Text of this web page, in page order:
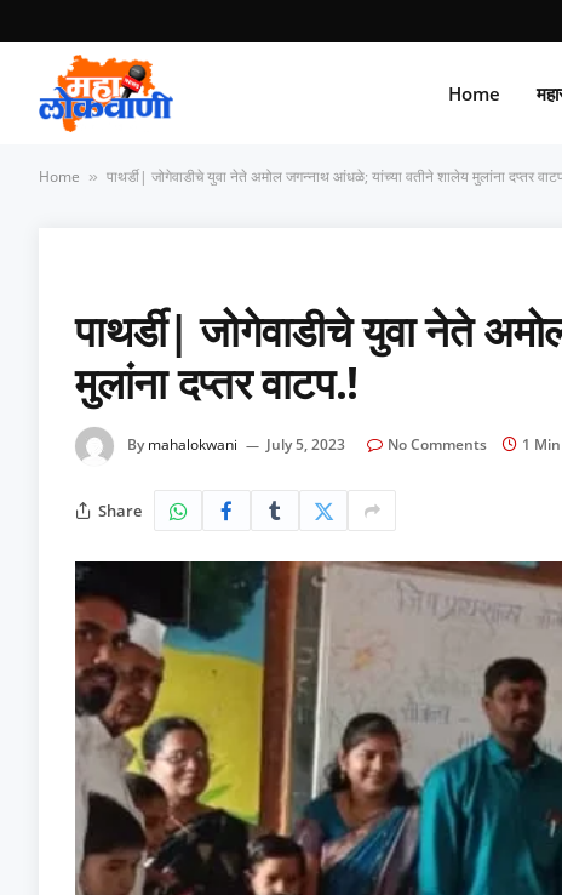
Home
Home » पाथर्डी| जोगेवाडीचे युवा नेते अमोल जगन्नाथ आंधळे; यांच्या वतीने शालेय मुलांना दप्तर
पाथर्डी| जोगेवाडीचे युवा नेते
मुलांना दप्तर वाटप.!
By mahalokwani July 5, 2023 No Comments 1
Share